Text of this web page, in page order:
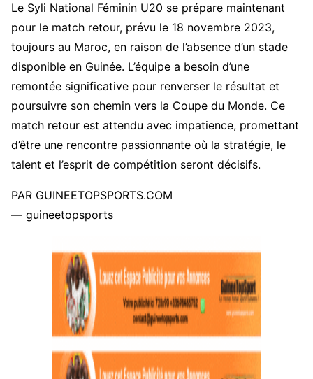
Le Syli National Féminin U20 se prépare maintenant
pour le match retour, prévu le 18 novembre 2023,
toujours au Maroc, en raison de l’absence d’un stade
disponible en Guinée. L’équipe a besoin d’une
remontée significative pour renverser le résultat et
poursuivre son chemin vers la Coupe du Monde. Ce
match retour est attendu avec impatience, promettant
d’être une rencontre passionnante où la stratégie, le
talent et l’esprit de compétition seront décisifs.
PAR GUINEETOPSPORTS.COM
— guineetopsports